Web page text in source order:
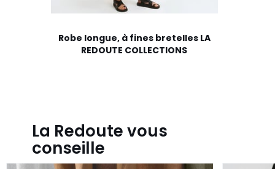
Robe longue, à fines bretelles LA
REDOUTE COLLECTIONS
La Redoute vous
conseille